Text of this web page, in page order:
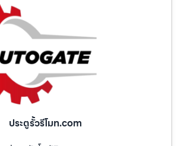
ประตูรั้วรีโมท.com